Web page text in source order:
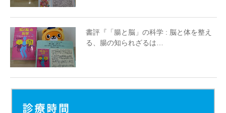
書評『「腸と脳」の科学 : 脳と体を整え
る、腸の知られざるは…